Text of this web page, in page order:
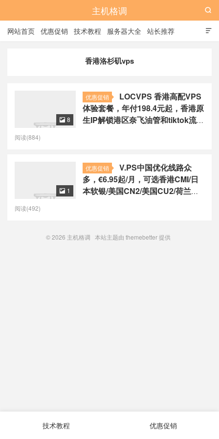
主机格调

网站首页 优惠促销 技术教程 服务器大全 站长推荐

香港洛杉矶vps
优惠促销
LOCVPS 香港高配VPS
体验套餐，年付198.4元起，香港原
生IP解锁港区奈飞油管和tiktok流
 8
阅读(884)
优惠促销
V.PS中国优化线路众
多，€6.95起/月，可选香港CMI/日
本软银/美国CN2/美国CU2/荷兰
 1
阅读(492)
© 2026 主机格调 本站主题由 themebetter提供
技术教程 优惠促销